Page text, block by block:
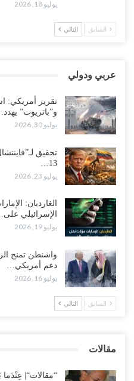
“حضرموت“| بعد اقتحام منزل شيخ
أغسطس 2, 2026
أغسطس 2, 2026
“تعز“| مع اقتراب إعادة الهيكلة
لإشعال حرب..!
أغسطس 2, 2026
“حضرموت“| تغييرات سعودية بصفوف
بالعبر.. هل بدأت الرياض إعادة هيكلة
اغتيالات العبر تُشعل حضرموت.. من
معسكر التحالف..!
“تعز“| غضب شعبي يشلّ الخط
الاستراتيجية بالانفجار من الداخل..!
أغسطس 2, 2026
أغسطس 1, 2026
يوليو 18, 2026
السابق التالي
عربي ودولي
تقرير أمريكي:
و”باتريوت” يهدد…
يوليو 30, 2026
تحقيق
13…
يوليو 23, 2026
الغارديان:
الإسرائيلي
يوليو 19, 2026
واشنطن تمنح
دعم أمريكي…
يوليو 16, 2026
السابق التالي
مقالات
“مقالات“|